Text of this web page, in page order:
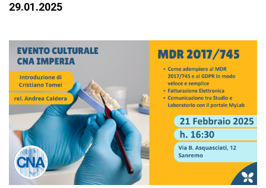
Chi siamo
29.01.2025